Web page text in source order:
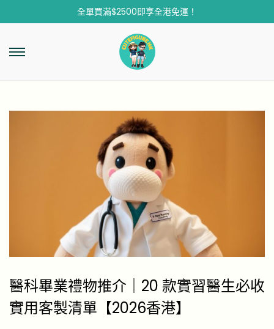
全單買滿$2500即享全港免運！
醫科畢業禮物推介｜20 款實習醫生必收
實用客製清單【2026香港】